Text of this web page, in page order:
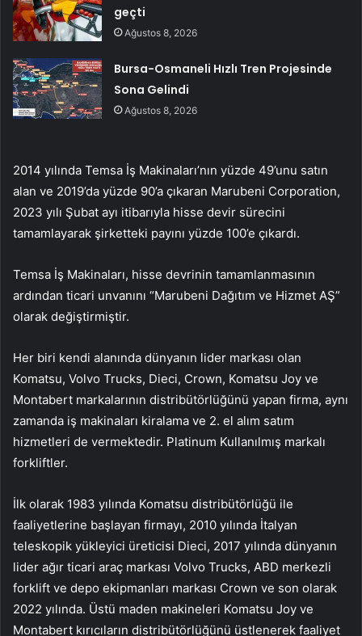
geçti
Ağustos 8, 2026
Bursa-Osmaneli Hızlı Tren Projesinde
Sona Gelindi
Ağustos 8, 2026
2014 yılında Temsa İş Makinaları’nın yüzde 49’unu satın
alan ve 2019’da yüzde 90’a çıkaran Marubeni Corporation,
2023 yılı Şubat ayı itibarıyla hisse devir sürecini
tamamlayarak şirketteki payını yüzde 100’e çıkardı.
Temsa İş Makinaları, hisse devrinin tamamlanmasının
ardından ticari unvanını “Marubeni Dağıtım ve Hizmet AŞ”
olarak değiştirmiştir.
Her biri kendi alanında dünyanın lider markası olan
Komatsu, Volvo Trucks, Dieci, Crown, Komatsu Joy ve
Montabert markalarının distribütörlüğünü yapan firma, aynı
zamanda iş makinaları kiralama ve 2. el alım satım
hizmetleri de vermektedir. Platinum Kullanılmış markalı
forkliftler.
İlk olarak 1983 yılında Komatsu distribütörlüğü ile
faaliyetlerine başlayan firmayı, 2010 yılında İtalyan
teleskopik yükleyici üreticisi Dieci, 2017 yılında dünyanın
lider ağır ticari araç markası Volvo Trucks, ABD merkezli
forklift ve depo ekipmanları markası Crown ve son olarak
2022 yılında. Üstü maden makineleri Komatsu Joy ve
Montabert kırıcıların distribütörlüğünü üstlenerek faaliyet